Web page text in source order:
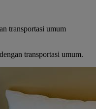
transportasi umum
transportasi umum.